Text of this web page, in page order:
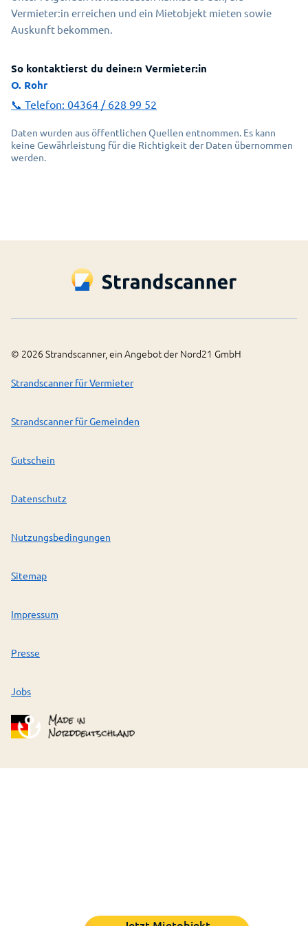
Vermieter:in erreichen und ein Mietobjekt mieten sowie
Auskunft bekommen.
So kontaktierst du deine:n Vermieter:in
O. Rohr
📞 Telefon: 04364 / 628 99 52
Daten wurden aus öffentlichen Quellen entnommen. Es kann
keine Gewährleistung für die Richtigkeit der Daten übernommen
werden.
© 2026 Strandscanner, ein Angebot der Nord21 GmbH
Strandscanner für Vermieter
Strandscanner für Gemeinden
Gutschein
Datenschutz
Nutzungsbedingungen
Sitemap
Impressum
Presse
Jobs